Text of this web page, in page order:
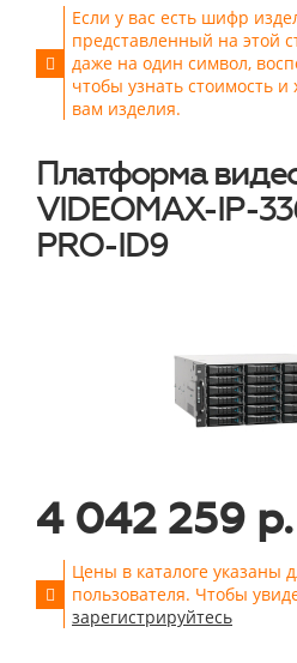
Если у вас есть шифр
представленный на этой
даже на один символ,
чтобы узнать стоимость
вам изделия.
Платформа
VIDEOMAX-IP-
PRO-ID9
4 042 259 р.
Цены в каталоге указаны
пользователя. Чтобы
зарегистрируйтесь